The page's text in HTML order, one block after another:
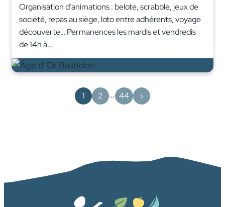
Organisation d’animations : belote, scrabble, jeux de
société, repas au siège, loto entre adhérents, voyage
découverte… Permanences les mardis et vendredis
de 14h à…
1 2 … 44 ›